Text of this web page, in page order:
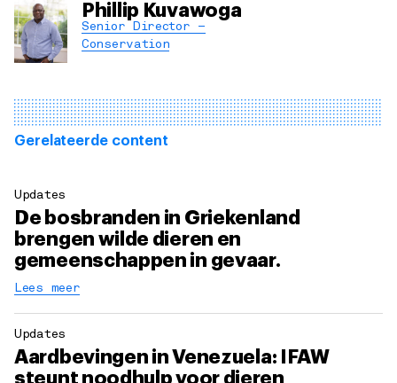
Phillip Kuvawoga
Senior Director –
Conservation
Gerelateerde content
Updates
De bosbranden in Griekenland
brengen wilde dieren en
gemeenschappen in gevaar.
Lees meer
Updates
Aardbevingen in Venezuela: IFAW
steunt noodhulp voor dieren